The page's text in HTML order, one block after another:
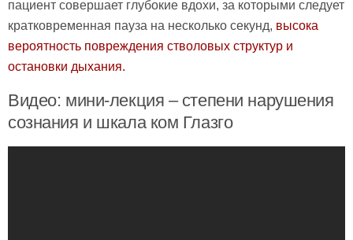
пациент совершает глубокие вдохи, за которыми следует
кратковременная пауза на несколько секунд, высока
вероятность повреждения стволовых структур и
остановки дыхания.
Видео: мини-лекция – степени нарушения
сознания и шкала ком Глазго